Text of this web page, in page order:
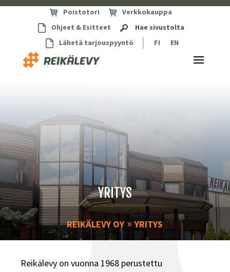
Poistotori
Verkkokauppa
Ohjeet & Esitteet
Hae sivustolta
Lähetä tarjouspyyntö
FI EN
YRITYS
REIKÄLEVY OY»YRITYS
Reikälevy on vuonna 1968 perustettu